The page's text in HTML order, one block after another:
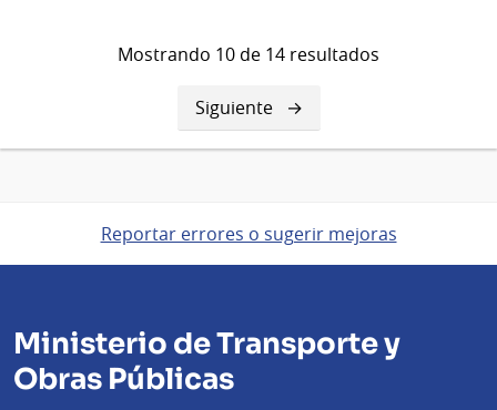
Mostrando 10 de 14 resultados
Siguiente
página
Siguiente
Reportar errores o sugerir mejoras
Ministerio de Transporte y
Obras Públicas